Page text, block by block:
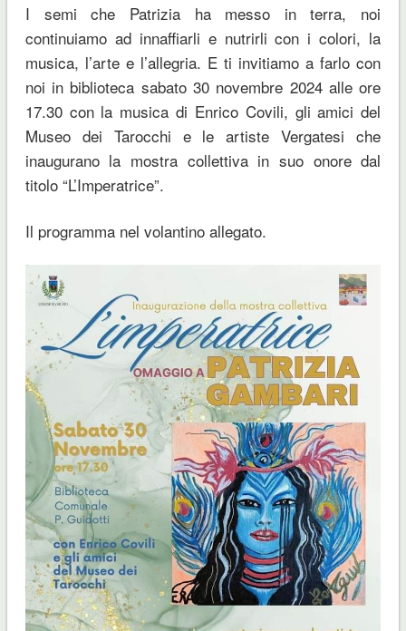
I semi che Patrizia ha messo in terra, noi
continuiamo ad innaffiarli e nutrirli con i colori, la
musica, l’arte e l’allegria. E ti invitiamo a farlo con
noi in biblioteca sabato 30 novembre 2024 alle ore
17.30 con la musica di Enrico Covili, gli amici del
Museo dei Tarocchi e le artiste Vergatesi che
inaugurano la mostra collettiva in suo onore dal
titolo “L’Imperatrice”.
Il programma nel volantino allegato.